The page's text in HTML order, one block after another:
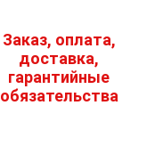
Заказ, оплата,
доставка,
гарантийные
обязательства